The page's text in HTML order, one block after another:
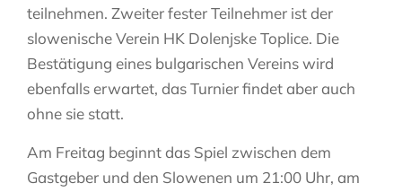
teilnehmen. Zweiter fester Teilnehmer ist der
slowenische Verein HK Dolenjske Toplice. Die
Bestätigung eines bulgarischen Vereins wird
ebenfalls erwartet, das Turnier findet aber auch
ohne sie statt.
Am Freitag beginnt das Spiel zwischen dem
Gastgeber und den Slowenen um 21:00 Uhr, am